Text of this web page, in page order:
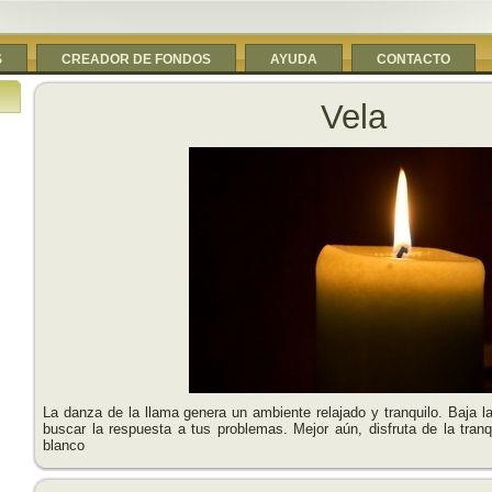
CREADOR DE FONDOS AYUDA CONTACTO
Vela
La danza de la llama genera un ambiente relajado y tranquilo. Baja
buscar la respuesta a tus problemas. Mejor aún, disfruta de la
blanco